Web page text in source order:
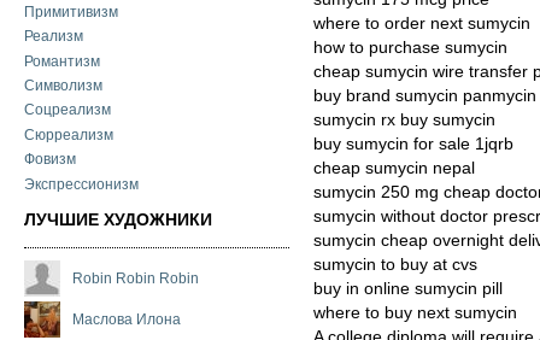
Примитивизм
Реализм
Романтизм
Символизм
Соцреализм
Сюрреализм
Фовизм
Экспрессионизм
ЛУЧШИЕ ХУДОЖНИКИ
Robin Robin Robin
Маслова Илона
where to order next sumycin
how to purchase sumycin
cheap sumycin wire transfer
buy brand sumycin
sumycin rx buy sumycin
buy sumycin for sale 1jqrb
cheap sumycin nepal
sumycin 250 mg cheap
sumycin without doctor
sumycin cheap overnight
sumycin to buy at cvs
buy in online sumycin pill
where to buy next sumycin